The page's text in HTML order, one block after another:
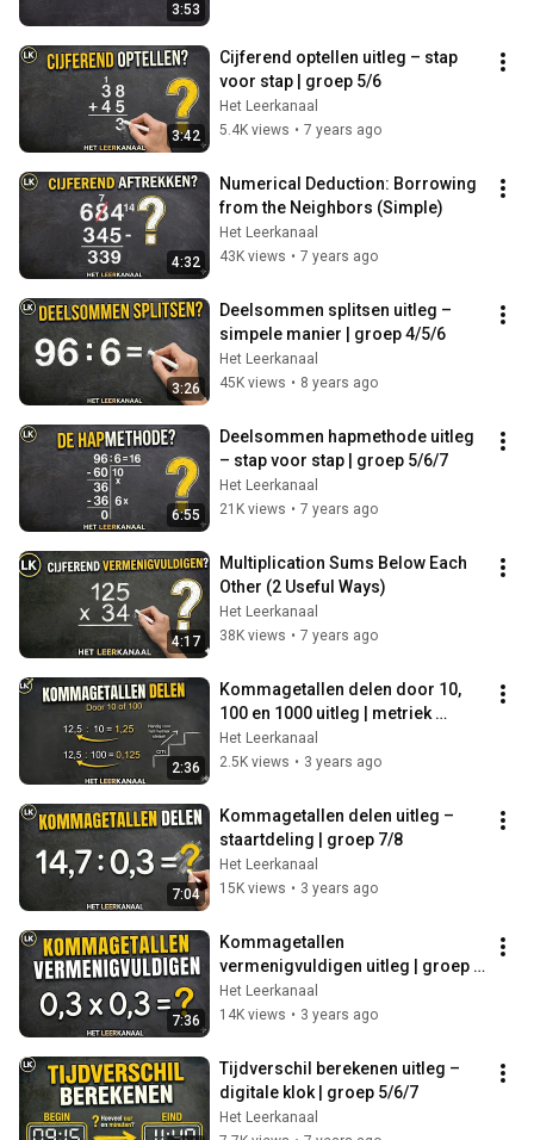
3:53
3:42
Cijferend optellen uitleg – stap
voor stap | groep 5/6
Het Leerkanaal
5.4K views • 7 years ago
4:32
Numerical Deduction: Borrowing
from the Neighbors (Simple)
Het Leerkanaal
43K views • 7 years ago
3:26
Deelsommen splitsen uitleg –
simpele manier | groep 4/5/6
Het Leerkanaal
45K views • 8 years ago
6:55
Deelsommen hapmethode uitleg
– stap voor stap | groep 5/6/7
Het Leerkanaal
21K views • 7 years ago
4:17
Multiplication Sums Below Each
Other (2 Useful Ways)
Het Leerkanaal
38K views • 7 years ago
2:36
Kommagetallen delen door 10,
100 en 1000 uitleg | metriek
stelsel | groep 6/7/8
Het Leerkanaal
2.5K views • 3 years ago
7:04
Kommagetallen delen uitleg –
staartdeling | groep 7/8
Het Leerkanaal
15K views • 3 years ago
7:36
Kommagetallen
vermenigvuldigen uitleg | groep
7/8
Het Leerkanaal
14K views • 3 years ago
Tijdverschil berekenen uitleg –
digitale klok | groep 5/6/7
Het Leerkanaal